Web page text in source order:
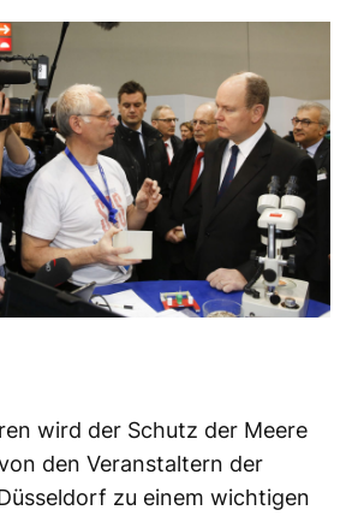
wird der Schutz der Meere
den Veranstaltern der
zu einem wichtigen